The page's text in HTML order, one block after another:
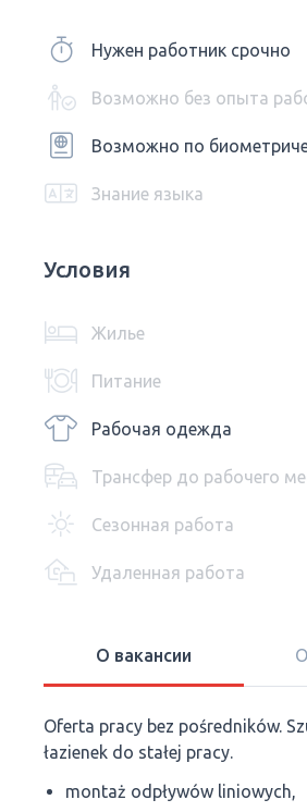
Нужен работник срочно
Возможно без опыта
Возможно по
Знание языка
Условия
Жилье
Питание
Рабочая одежда
Трансфер до рабочего
Сезонная работа
Удаленная работа
О вакансии
Oferta pracy bez pośredników.
łazienek do stałej pracy.
montaż odpływów liniowych,